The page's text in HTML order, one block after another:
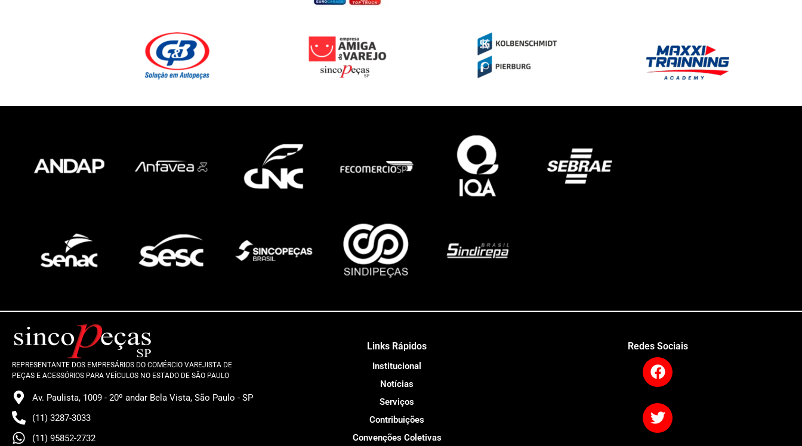
REPRESENTANTE DOS EMPRESÁRIOS DO COMÉRCIO VAREJISTA DE
PEÇAS E ACESSÓRIOS PARA VEÍCULOS NO ESTADO DE SÃO PAULO
Av. Paulista, 1009 - 20º andar Bela Vista, São Paulo - SP
(11) 3287-3033
(11) 95852-2732
Links Rápidos
Institucional
Notícias
Serviços
Contribuições
Convenções Coletivas
Redes Sociais